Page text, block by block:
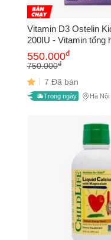
Vitamin D3 Ostelin
200IU - Vitamin tổng
em, phòng tránh còi
dinh dưỡng, 20ml sản
550.000đ
750.000đ
7 Đã bán
Trong ngày Hà Nội